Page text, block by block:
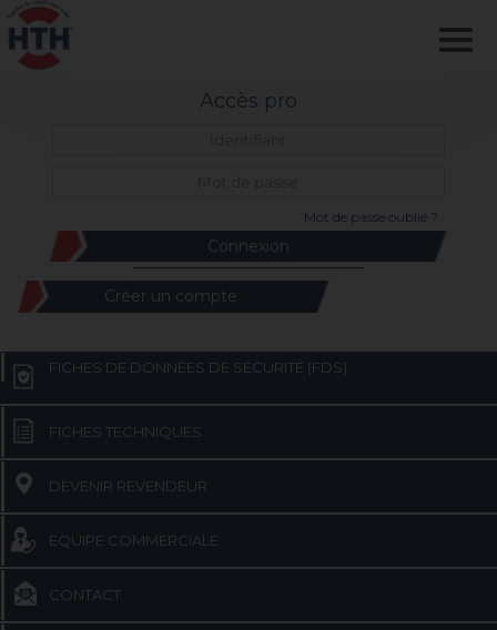
Accès pro
Mot de passe oublié ?
Créer un compte
FICHES DE DONNÉES DE SÉCURITÉ (FDS)
FICHES TECHNIQUES
DEVENIR REVENDEUR
EQUIPE COMMERCIALE
CONTACT